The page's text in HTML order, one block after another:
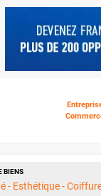
BIENS